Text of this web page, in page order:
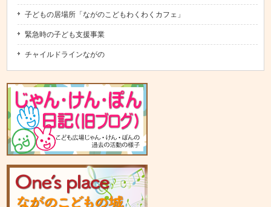
子どもの居場所「ながのこどもわくわくカフェ」
緊急時の子ども支援事業
チャイルドラインながの